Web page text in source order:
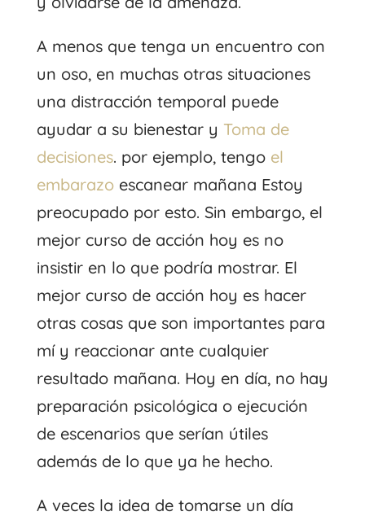
A menos que tenga un encuentro con
un oso, en muchas otras situaciones
una distracción temporal puede
ayudar a su bienestar y Toma de
decisiones. por ejemplo, tengo el
embarazoescanear mañana Estoy
preocupado por esto. Sin embargo, el
mejor curso de acción hoy es no
insistir en lo que podría mostrar. El
mejor curso de acción hoy es hacer
otras cosas que son importantes para
mí y reaccionar ante cualquier
resultado mañana. Hoy en día, no hay
preparación psicológica o ejecución
de escenarios que serían útiles
además de lo que ya he hecho.
A veces la idea de tomarse un día